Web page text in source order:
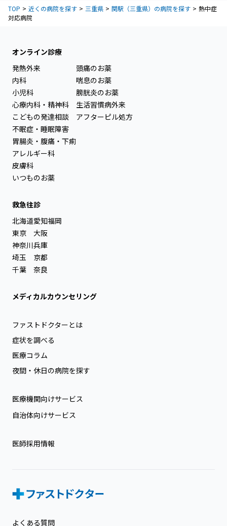
TOP 近くの病院を探す 三重県 関駅（三重県）の病院を探す
熱中症
対応病院
オンライン診療
発熱外来
内科
小児科
心療内科・精神科
こどもの発達相談
不眠症・睡眠障害
胃腸炎・腹痛・下痢
アレルギー科
皮膚科
いつものお薬
頭痛のお薬
喘息のお薬
膀胱炎のお薬
生活習慣病外来
アフターピル処方
救急往診
北海道
東京
神奈川
埼玉
千葉
愛知
大阪
兵庫
京都
奈良
福岡
メディカルカウンセリング
ファストドクターとは
症状を調べる
医療コラム
夜間・休日の病院を探す
医療機関向けサービス
自治体向けサービス
医師採用情報
よくある質問